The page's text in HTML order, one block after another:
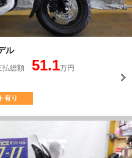
ル
払総額 51.1万円
有り